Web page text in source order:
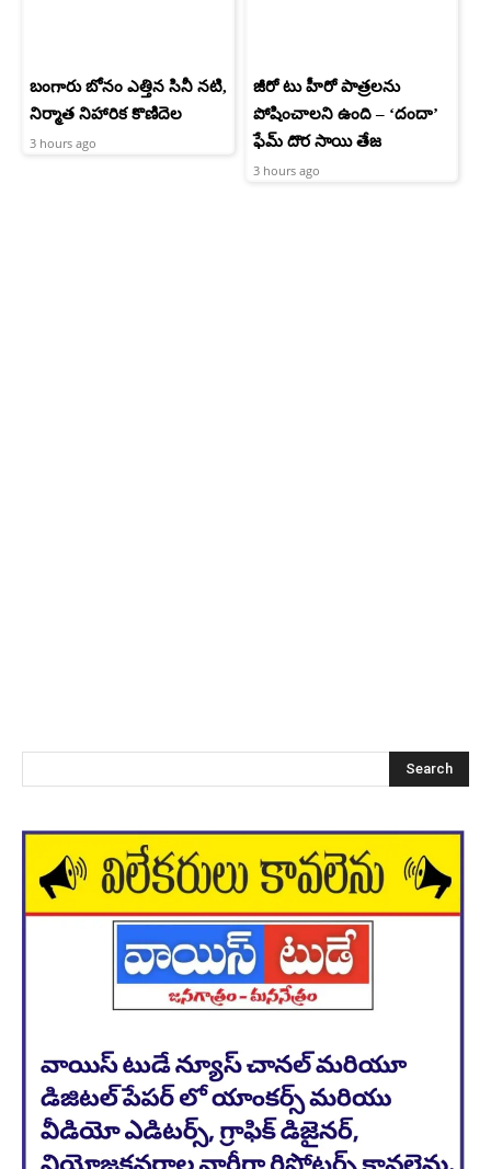
బంగారు బోనం ఎత్తిన సినీ నటి,
నిర్మాత నిహారిక కొణిదెల
3 hours ago
జీరో టు హీరో పాత్రలను
పోషించాలని ఉంది – ‘దందా’
ఫేమ్ దొర సాయి తేజ
3 hours ago
Search